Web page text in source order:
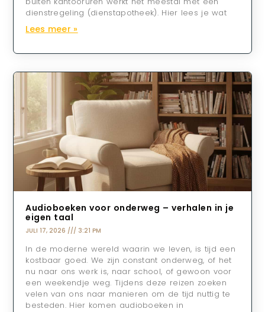
dienstregeling (dienstapotheek). Hier lees je wat
Lees meer »
Audioboeken voor onderweg – verhalen in je
eigen taal
JULI 17, 2026 3:21 PM
In de moderne wereld waarin we leven, is tijd een
kostbaar goed. We zijn constant onderweg, of het
nu naar ons werk is, naar school, of gewoon voor
een weekendje weg. Tijdens deze reizen zoeken
velen van ons naar manieren om de tijd nuttig te
besteden. Hier komen audioboeken in